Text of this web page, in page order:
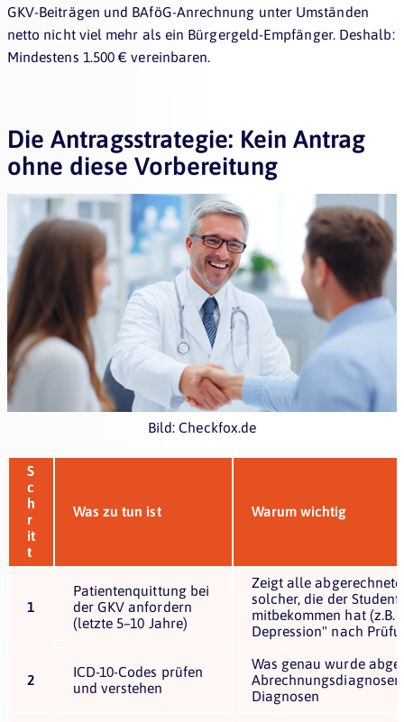
GKV-Beiträgen und BAföG-Anrechnung unter Umständen
netto nicht viel mehr als ein Bürgergeld-Empfänger. Deshalb:
Mindestens 1.500 € vereinbaren.
Die Antragsstrategie: Kein Antrag
ohne diese Vorbereitung
Bild: Checkfox.de
S
c
h
r
it
t
Was zu tun ist Warum wichtig
1
Patientenquittung bei
der GKV anfordern
(letzte 5–10 Jahre)
Zeigt alle
solcher, die der
mitbekommen hat (z.B.
Depression" nach
2
ICD-10-Codes prüfen
und verstehen
Was genau wurde
Diagnosen